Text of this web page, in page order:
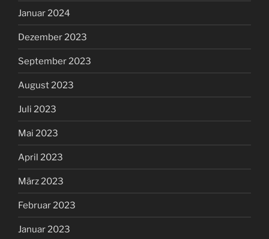
Oktober 2022
September 2022
August 2022
Juli 2022
Juni 2022
Mai 2022
April 2022
März 2022
Januar 2022
Dezember 2021